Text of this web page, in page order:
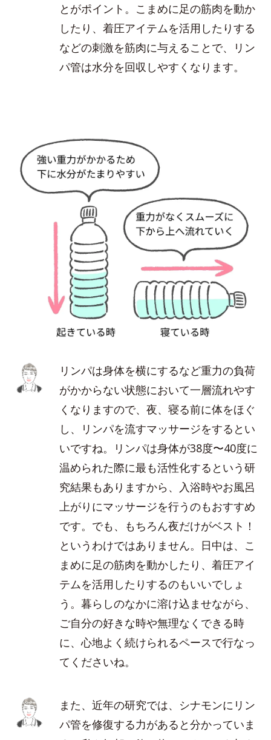
とがポイント。こまめに足の筋肉を動か
したり、着圧アイテムを活用したりする
などの刺激を筋肉に与えることで、リン
パ管は水分を回収しやすくなります。
リンパは身体を横にするなど重力の負荷
がかからない状態において一層流れやす
くなりますので、夜、寝る前に体をほぐ
し、リンパを流すマッサージをするとい
いですね。リンパは身体が38度〜40度に
温められた際に最も活性化するという研
究結果もありますから、入浴時やお風呂
上がりにマッサージを行うのもおすすめ
です。でも、もちろん夜だけがベスト！
というわけではありません。日中は、こ
まめに足の筋肉を動かしたり、着圧アイ
テムを活用したりするのもいいでしょ
う。暮らしのなかに溶け込ませながら、
ご自分の好きな時や無理なくできる時
に、心地よく続けられるペースで行なっ
てくださいね。
また、近年の研究では、シナモンにリン
パ管を修復する力があると分かっていま